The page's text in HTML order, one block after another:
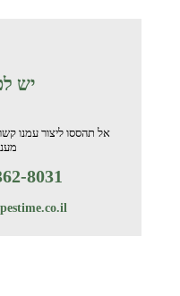
יש
אל תהססו ליצור עמנו
8031